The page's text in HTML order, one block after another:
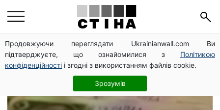
Продовжуючи переглядати Ukrainianwall.com Ви
підтверджуєте, що ознайомилися з Політикою
конфіденційності і згодні з використанням файлів cookie.
Зрозумів
статистика